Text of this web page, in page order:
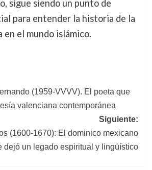
sigue siendo un punto de
para entender la historia de la
en el mundo islámico.
(1959-VVVV). El poeta que
valenciana contemporánea
Siguiente:
(1600-1670): El dominico mexicano
dejó un legado espiritual y lingüístico